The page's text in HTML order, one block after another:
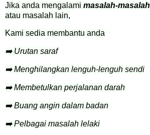
Jika anda mengalami masalah-masalah
atau masalah lain,
Kami sedia membantu anda
➡️ Urutan saraf
➡️ Menghilangkan lenguh-lenguh sendi
➡️ Membetulkan perjalanan darah
➡️ Buang angin dalam badan
➡️ Pelbagai masalah lelaki